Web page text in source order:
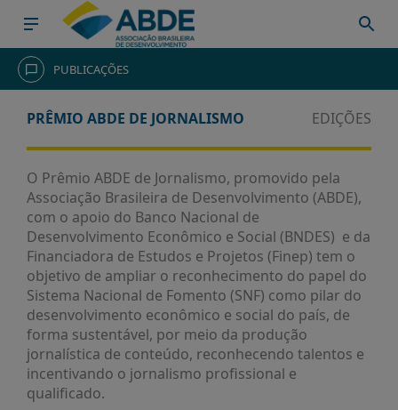
HOME
ORGANOGRAMA
COMISSÕES
TEMÁTICAS
SISTEMA
NACIONAL
DE
FOMENTO
O
QUE
É?
PUBLICAÇÕES
PRÊMIO ABDE DE JORNALISMO EDIÇÕES
O Prêmio ABDE de Jornalismo, promovido pela
Associação Brasileira de Desenvolvimento (ABDE),
com o apoio do Banco Nacional de
Desenvolvimento Econômico e Social (BNDES) e da
Financiadora de Estudos e Projetos (Finep) tem o
objetivo de ampliar o reconhecimento do papel do
Sistema Nacional de Fomento (SNF) como pilar do
desenvolvimento econômico e social do país, de
forma sustentável, por meio da produção
jornalística de conteúdo, reconhecendo talentos e
incentivando o jornalismo profissional e
qualificado.